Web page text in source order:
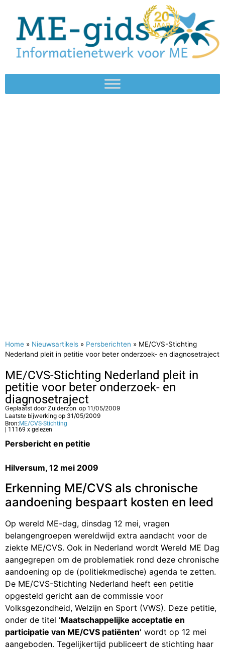
Home » Nieuwsartikels » Persberichten » ME/CVS-Stichting
Nederland pleit in petitie voor beter onderzoek- en diagnosetraject
ME/CVS-Stichting Nederland pleit in
petitie voor beter onderzoek- en
diagnosetraject
Geplaatst doorZuiderzon op 11/05/2009
Laatste bijwerking op 31/05/2009
Bron: ME/CVS-Stichting
| 11169 x gelezen
Persbericht en petitie
Hilversum, 12 mei 2009
Erkenning ME/CVS als chronische
aandoening bespaart kosten en leed
Op wereld ME-dag, dinsdag 12 mei, vragen
belangengroepen wereldwijd extra aandacht voor de
ziekte ME/CVS. Ook in Nederland wordt Wereld ME Dag
aangegrepen om de problematiek rond deze chronische
aandoening op de (politiekmedische) agenda te zetten.
De ME/CVS-Stichting Nederland heeft een petitie
opgesteld gericht aan de commissie voor
Volksgezondheid, Welzijn en Sport (VWS). Deze petitie,
onder de titel ‘Maatschappelijke acceptatie en
participatie van ME/CVS patiënten’ wordt op 12 mei
aangeboden. Tegelijkertijd publiceert de stichting haar